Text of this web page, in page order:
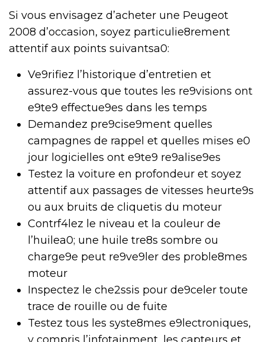
Si vous envisagez d’acheter une Peugeot
2008 d’occasion, soyez particulie8rement
attentif aux points suivantsa0:
Ve9rifiez l’historique d’entretien et
assurez-vous que toutes les re9visions ont
e9te9 effectue9es dans les temps
Demandez pre9cise9ment quelles
campagnes de rappel et quelles mises e0
jour logicielles ont e9te9 re9alise9es
Testez la voiture en profondeur et soyez
attentif aux passages de vitesses heurte9s
ou aux bruits de cliquetis du moteur
Contrf4lez le niveau et la couleur de
l’huilea0; une huile tre8s sombre ou
charge9e peut re9ve9ler des proble8mes
moteur
Inspectez le che2ssis pour de9celer toute
trace de rouille ou de fuite
Testez tous les syste8mes e9lectroniques,